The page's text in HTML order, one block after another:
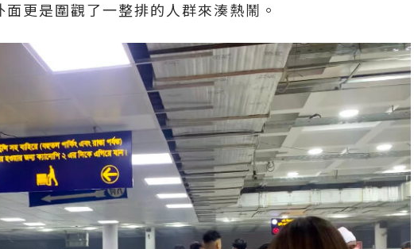
更是圍觀了一整排的人群來湊熱鬧。